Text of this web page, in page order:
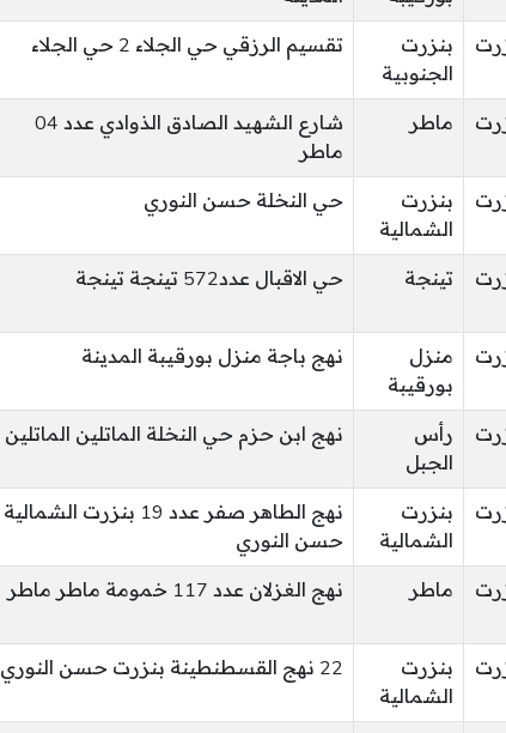
بنزرت
الجنوبية
تقسيم الرزقي حي الجلاء 2 حي الجلاء
ماطر
شارع الشهيد الصادق الذوادي عدد 04
ماطر
بنزرت
الشمالية
حي النخلة حسن النوري
تينجة حي الاقبال عدد572 تينجة تينجة
منزل
بورقيبة
نهج باجة منزل بورقيبة المدينة
رأس
الجبل
نهج ابن حزم حي النخلة الماتلين الماتلين
بنزرت
الشمالية
نهج الطاهر صفر عدد 19 بنزرت الشمالية
حسن النوري
ماطر نهج الغزلان عدد 117 خمومة ماطر ماطر
بنزرت
الشمالية
22 نهج القسطنطينة بنزرت حسن النوري